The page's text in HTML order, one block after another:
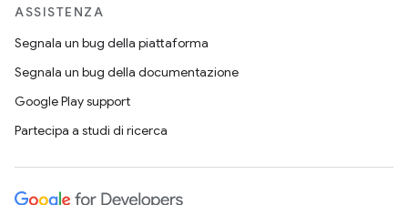
ASSISTENZA
Segnala un bug della piattaforma
Segnala un bug della documentazione
Google Play support
Partecipa a studi di ricerca